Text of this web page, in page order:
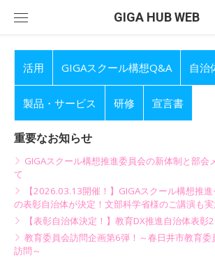
GIGA HUB WEB
活用 GIGAスクール構想Q&A 自治
製品・サービス 研修 宣言書
重要なお知らせ
GIGAスクール構想推進委員会の新体制と部会
て
【2026.03.13開催！】GIGAスクール構想推
の表彰自治体が決定！文部科学省様のご講演も実
【表彰自治体決定！】教育DX推進自治体表彰
教育委員会訪問企画第6弾！～春日井市教育
訪問～